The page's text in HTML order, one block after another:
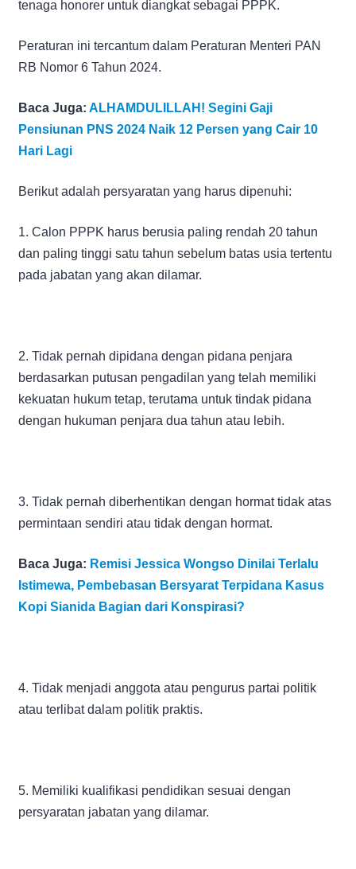
tenaga honorer untuk diangkat sebagai PPPK.
Peraturan ini tercantum dalam Peraturan Menteri PAN
RB Nomor 6 Tahun 2024.
Baca Juga: ALHAMDULILLAH! Segini Gaji
Pensiunan PNS 2024 Naik 12 Persen yang Cair 10
Hari Lagi
Berikut adalah persyaratan yang harus dipenuhi:
1. Calon PPPK harus berusia paling rendah 20 tahun
dan paling tinggi satu tahun sebelum batas usia tertentu
pada jabatan yang akan dilamar.
2. Tidak pernah dipidana dengan pidana penjara
berdasarkan putusan pengadilan yang telah memiliki
kekuatan hukum tetap, terutama untuk tindak pidana
dengan hukuman penjara dua tahun atau lebih.
3. Tidak pernah diberhentikan dengan hormat tidak atas
permintaan sendiri atau tidak dengan hormat.
Baca Juga: Remisi Jessica Wongso Dinilai Terlalu
Istimewa, Pembebasan Bersyarat Terpidana Kasus
Kopi Sianida Bagian dari Konspirasi?
4. Tidak menjadi anggota atau pengurus partai politik
atau terlibat dalam politik praktis.
5. Memiliki kualifikasi pendidikan sesuai dengan
persyaratan jabatan yang dilamar.